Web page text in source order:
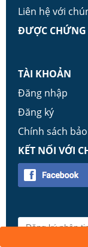
Liên hệ với
ĐƯỢC
TÀI KHOẢN
Đăng nhập
Đăng ký
Chính sách
KẾT NỐI VỚI